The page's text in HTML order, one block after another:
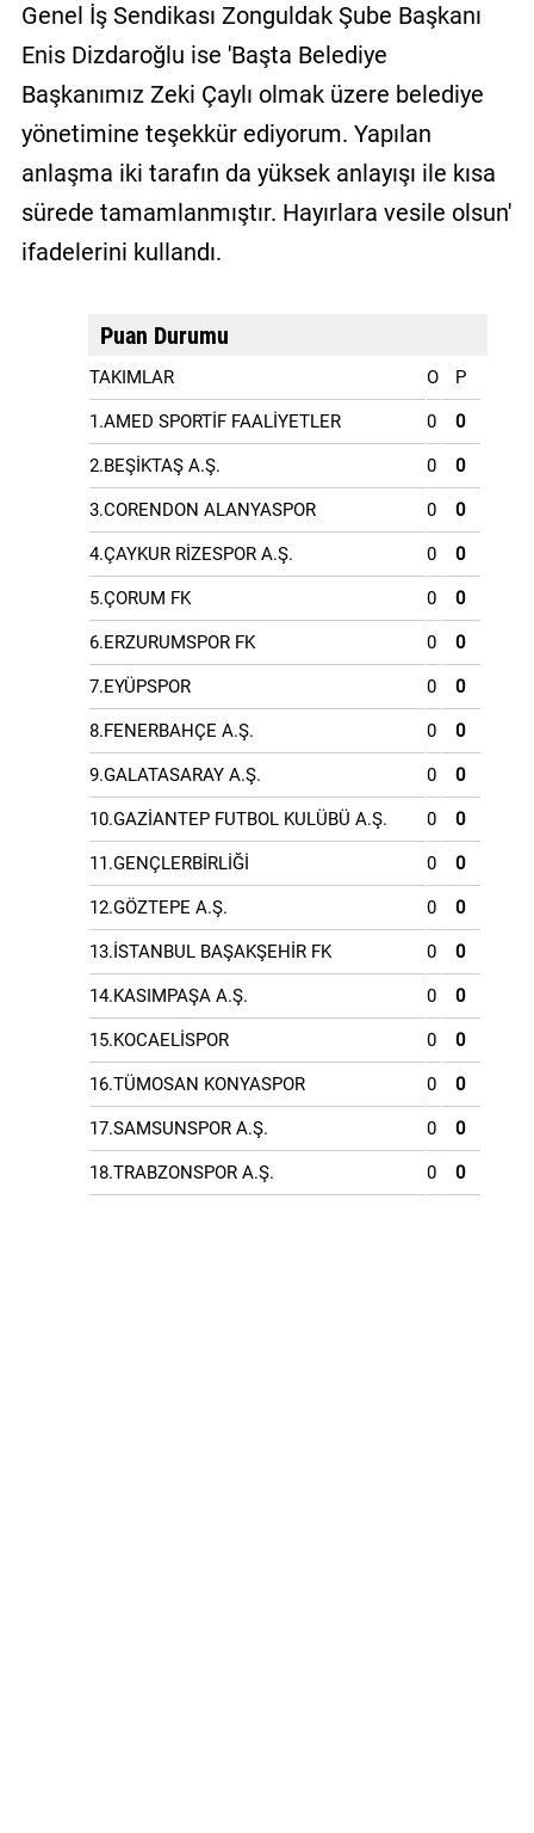
Genel İş Sendikası Zonguldak Şube Başkanı
Enis Dizdaroğlu ise 'Başta Belediye
Başkanımız Zeki Çaylı olmak üzere belediye
yönetimine teşekkür ediyorum. Yapılan
anlaşma iki tarafın da yüksek anlayışı ile kısa
sürede tamamlanmıştır. Hayırlara vesile olsun'
ifadelerini kullandı.
Puan Durumu
TAKIMLAR O P
1.AMED SPORTİF FAALİYETLER 0 0
2.BEŞİKTAŞ A.Ş. 0 0
3.CORENDON ALANYASPOR 0 0
4.ÇAYKUR RİZESPOR A.Ş. 0 0
5.ÇORUM FK 0 0
6.ERZURUMSPOR FK 0 0
7.EYÜPSPOR 0 0
8.FENERBAHÇE A.Ş. 0 0
9.GALATASARAY A.Ş. 0 0
10.GAZİANTEP FUTBOL KULÜBÜ A.Ş. 0 0
11.GENÇLERBİRLİĞİ 0 0
12.GÖZTEPE A.Ş. 0 0
13.İSTANBUL BAŞAKŞEHİR FK 0 0
14.KASIMPAŞA A.Ş. 0 0
15.KOCAELİSPOR 0 0
16.TÜMOSAN KONYASPOR 0 0
17.SAMSUNSPOR A.Ş. 0 0
18.TRABZONSPOR A.Ş. 0 0